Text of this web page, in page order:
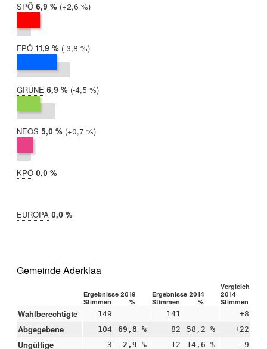
SPÖ 2019:
6,9 %
2014:
4,3 %
Differenz:
+2,6 %
FPÖ 2019:
11,9 %
2014:
15,7 %
Differenz:
-3,8 %
GRÜNE 2019:
6,9 %
2014:
11,4 %
Differenz:
-4,5 %
NEOS 2019:
5,0 %
2014:
4,3 %
Differenz:
+0,7 %
KPÖ 2019:
0,0 %
EUROPA 2019:
0,0 %
Gemeinde Aderklaa
Ergebnisse 2019 Ergebnisse 2014
Vergleich
2014
Stimmen
% Stimmen % Stimmen
Wahlberechtigte 149 141 +8
Abgegebene 104 69,8 % 82 58,2 % +22
Ungültige 3 2,9 % 12 14,6 % -9